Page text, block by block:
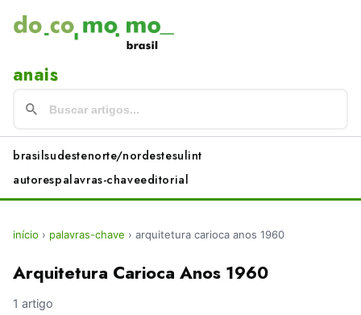
anais
brasilsudestenorte/nordestesulint
autorespalavras-chaveeditorial
início › palavras-chave › arquitetura carioca anos 1960
Arquitetura Carioca Anos 1960
1 artigo